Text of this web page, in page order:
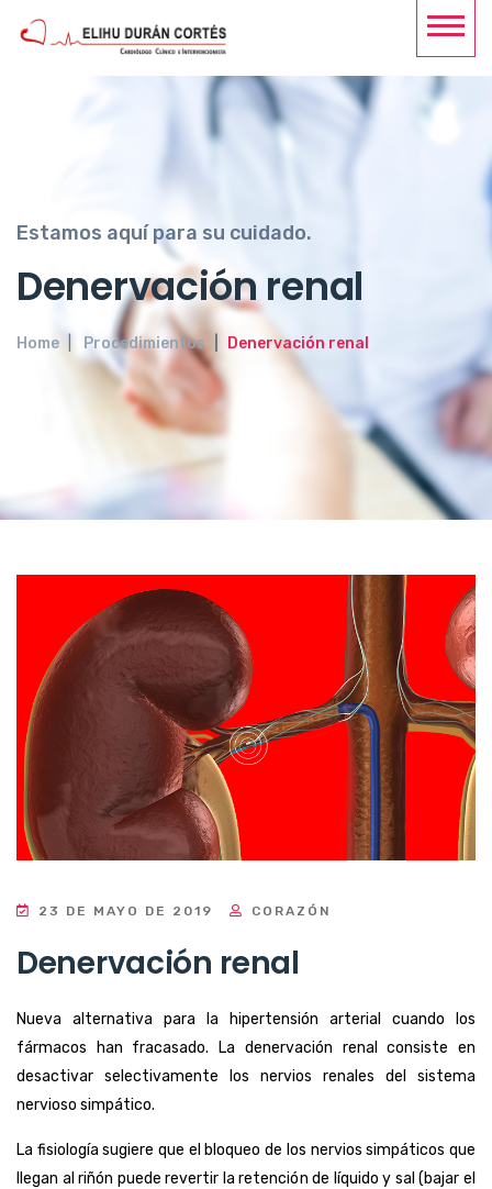
Estamos aquí para su cuidado.
Denervación renal
Home Procedimientos Denervación renal
23 DE MAYO DE 2019 CORAZÓN
Denervación renal
Nueva alternativa para la hipertensión arterial cuando los
fármacos han fracasado. La denervación renal consiste en
desactivar selectivamente los nervios renales del sistema
nervioso simpático.
La fisiología sugiere que el bloqueo de los nervios simpáticos que
llegan al riñón puede revertir la retención de líquido y sal (bajar el